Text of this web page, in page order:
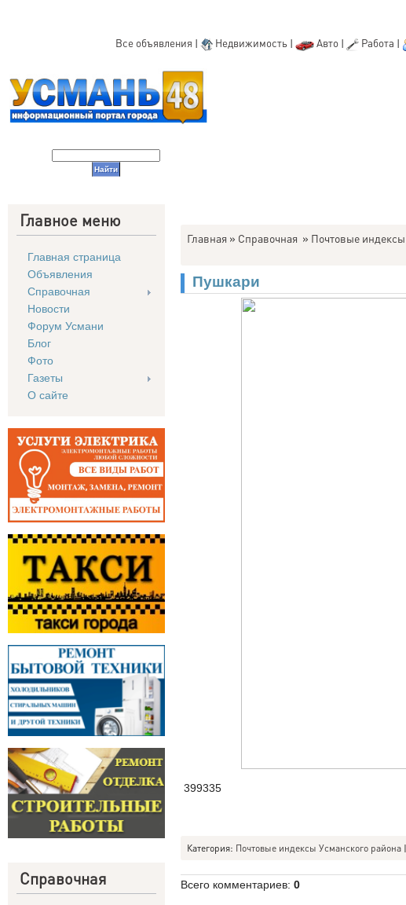
Все объявления | Недвижимость | Авто| Работа |
Главное меню
Главная страница
Объявления
Справочная
Новости
Форум Усмани
Блог
Фото
Газеты
О сайте
Справочная
Главная » Справочная » Почтовые
Пушкари
399335
Категория: Почтовые индексы Усманского района |
Всего комментариев: 0